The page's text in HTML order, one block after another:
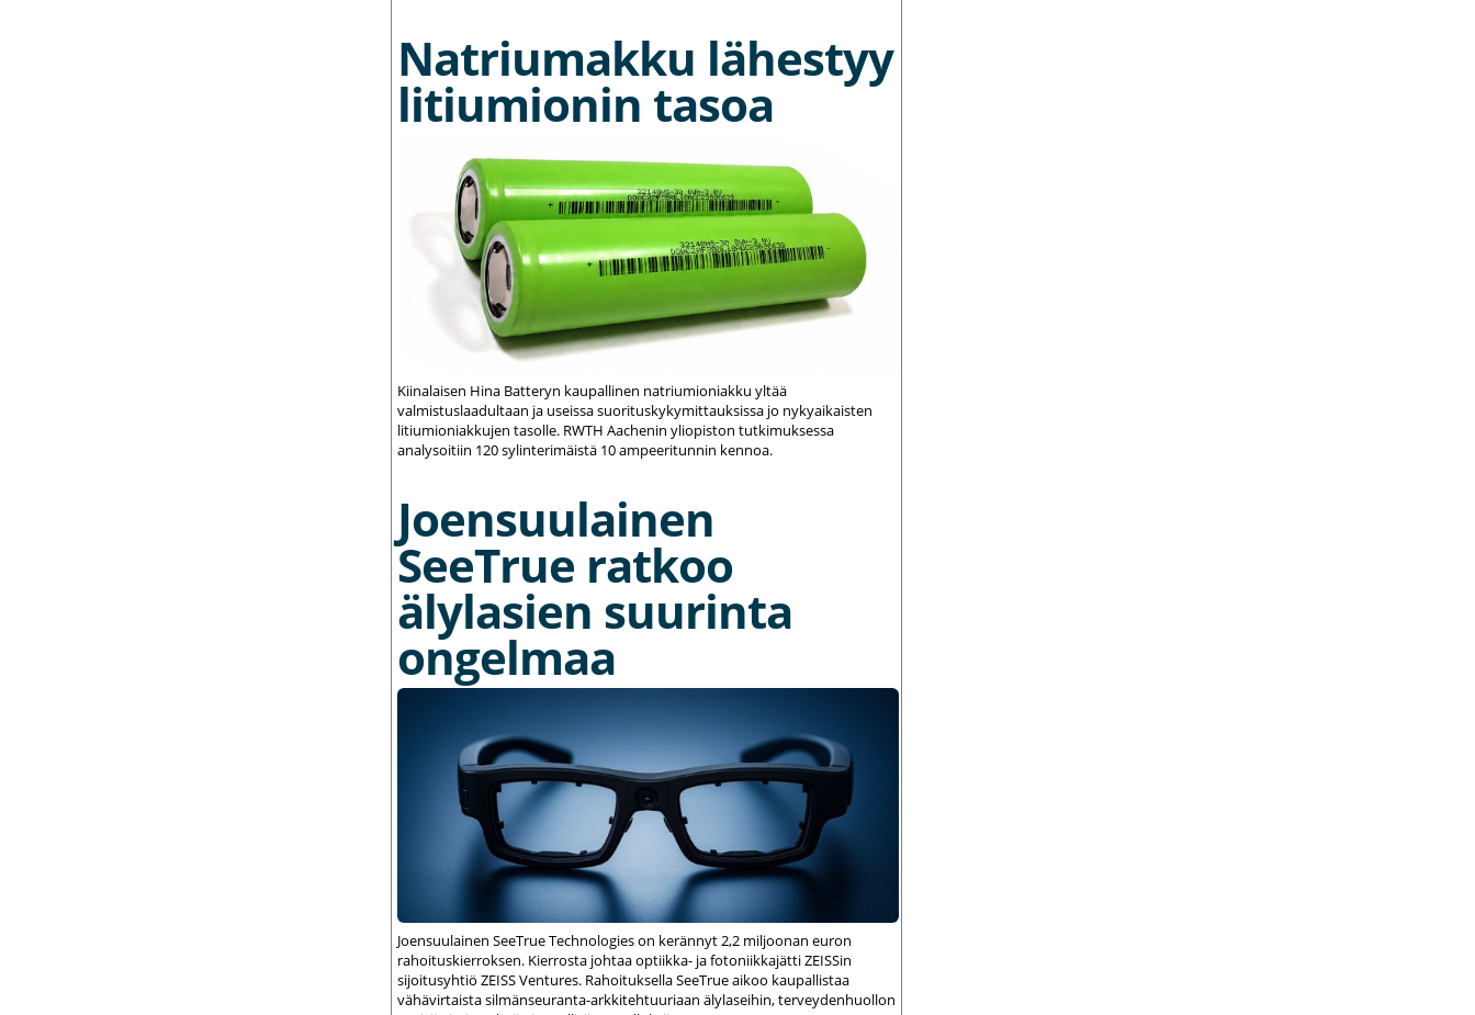
Natriumakku lähestyy
litiumionin tasoa
Kiinalaisen Hina Batteryn kaupallinen natriumioniakku yltää
valmistuslaadultaan ja useissa suorituskykymittauksissa jo nykyaikaisten
litiumioniakkujen tasolle. RWTH Aachenin yliopiston tutkimuksessa
analysoitiin 120 sylinterimäistä 10 ampeeritunnin kennoa.
Joensuulainen
SeeTrue ratkoo
älylasien suurinta
ongelmaa
Joensuulainen SeeTrue Technologies on kerännyt 2,2 miljoonan euron
rahoituskierroksen. Kierrosta johtaa optiikka- ja fotoniikkajätti ZEISSin
sijoitusyhtiö ZEISS Ventures. Rahoituksella SeeTrue aikoo kaupallistaa
vähävirtaista silmänseuranta-arkkitehtuuriaan älylaseihin, terveydenhuollon